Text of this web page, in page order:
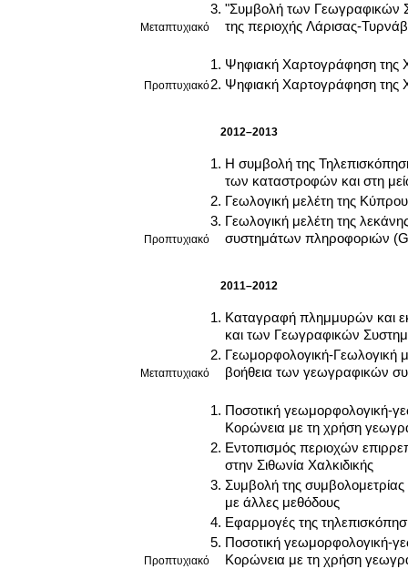
Μεταπτυχιακό
"Συμβολή των Γεωγραφικών
της περιοχής Λάρισας-
Προπτυχιακό
Ψηφιακή Χαρτογράφηση της
Ψηφιακή Χαρτογράφηση της
2012–2013
Προπτυχιακό
Η συμβολή της
των καταστροφών και στη
Γεωλογική μελέτη της
Γεωλογική μελέτη της
συστημάτων πληροφοριών
2011–2012
Μεταπτυχιακό
Καταγραφή πλημμυρών και
και των Γεωγραφικών
Γεωμορφολογική-Γεωλογική
βοήθεια των γεωγραφικών
Προπτυχιακό
Ποσοτική γεωμορφολογική-
Κορώνεια με τη χρήση
Εντοπισμός περιοχών
στην Σιθωνία Χαλκιδικής
Συμβολή της
με άλλες μεθόδους
Εφαρμογές της
Ποσοτική γεωμορφολογική-
Κορώνεια με τη χρήση